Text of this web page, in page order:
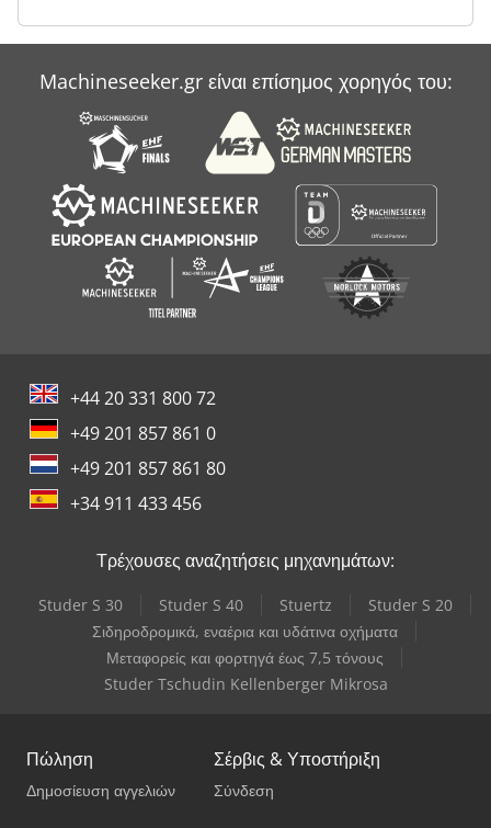
Machineseeker.gr είναι επίσημος χορηγός του:
+44 20 331 800 72
+49 201 857 861 0
+49 201 857 861 80
+34 911 433 456
Τρέχουσες αναζητήσεις μηχανημάτων:
Studer S 30 Studer S 40 Stuertz
Studer S 20
Σιδηροδρομικά, εναέρια και υδάτινα οχήματα
Μεταφορείς και φορτηγά έως 7,5 τόνους
Studer Tschudin Kellenberger Mikrosa
Πώληση
Δημοσίευση αγγελιών
Σέρβις & Υποστήριξη
Σύνδεση